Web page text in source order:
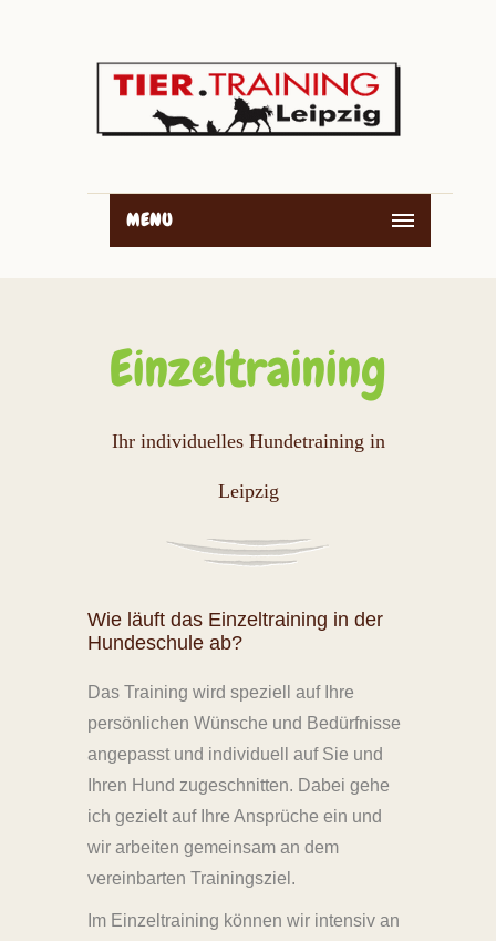
MENU
Einzeltraining
Ihr individuelles Hundetraining in
Leipzig
Wie läuft das Einzeltraining in der
Hundeschule ab?
Das Training wird speziell auf Ihre
persönlichen Wünsche und Bedürfnisse
angepasst und individuell auf Sie und
Ihren Hund zugeschnitten. Dabei gehe
ich gezielt auf Ihre Ansprüche ein und
wir arbeiten gemeinsam an dem
vereinbarten Trainingsziel.
Im Einzeltraining können wir intensiv an